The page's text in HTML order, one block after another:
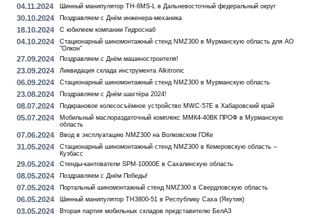
04.11.2024 Шинный манипулятор TH-6MS-L в Дальневосточный федеральный округ
30.10.2024 Поздравляем с Днём инженера-механика
18.10.2024 С юбилеем компании Гидроснаб
04.10.2024
Стационарный шиномонтажный стенд NMZ300 в Мурманскую область для АО
"Олкон"
27.09.2024 Поздравляем с Днём машиностроителя!
23.09.2024 Ликвидация склада инструмента Alkitronic
06.09.2024 Стационарный шиномонтажный стенд NMZ300 в Мурманскую область
23.08.2024 Поздравляем с Днём шахтёра 2024!
08.07.2024 Подкрановое колесосъёмное устройство MWC-57E в Хабаровский край
05.07.2024
Мобильный маслораздаточный комплекс ММК4-40ВК ПРОФ в Мурманскую
область
07.06.2024 Ввод в эксплуатацию NMZ300 на Волковском ГОКе
31.05.2024
Стационарный шиномонтажный стенд NMZ300 в Кемеровскую область –
Кузбасс
29.05.2024 Стенды-кантователи SPM-10000E в Сахалинскую область
08.05.2024 Поздравляем с Днём Победы!
07.05.2024 Портальный шиномонтажный стенд NMZ300 в Свердловскую область
06.05.2024 Шинный манипулятор TH3800-51 в Республику Саха (Якутия)
03.05.2024 Вторая партия мобильных складов представителю БелАЗ